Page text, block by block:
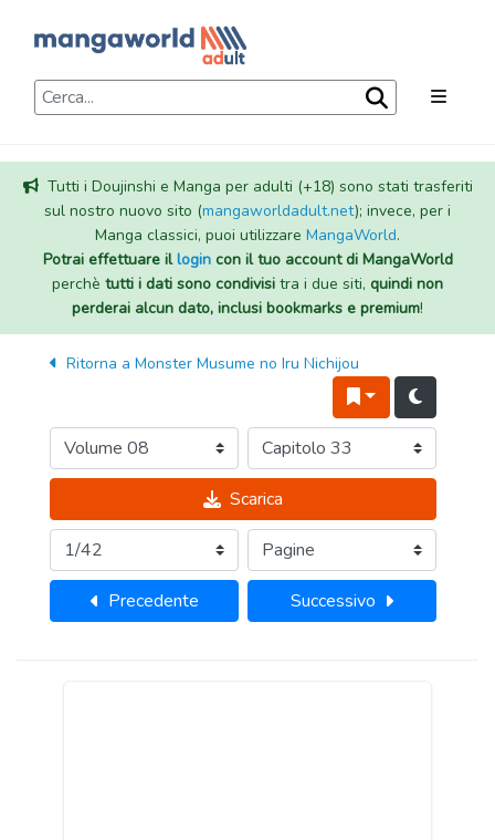
Tutti i Doujinshi e Manga per adulti (+18) sono stati trasferiti
sul nostro nuovo sito (mangaworldadult.net); invece, per i
Manga classici, puoi utilizzare MangaWorld.
Potrai effettuare illogincon il tuo account di MangaWorld
perchè tutti i dati sono condivisi tra i due siti, quindi non
perderai alcun dato, inclusi bookmarks e premium!
Ritorna a Monster Musume no Iru Nichijou
Scarica
Precedente Successivo